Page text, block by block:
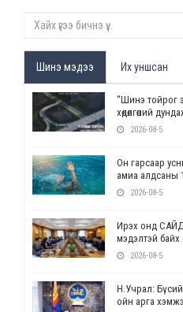
Шинэ мэдээ Их уншсан
“Шинэ тойрог
хөдөлгөөний
2026-08-5
Он гарсаар
амиа алдсаны
2026-08-5
Ирэх онд САЙД
мэдэлтэй байх
2026-08-5
Н.Учрал:
ойн арга